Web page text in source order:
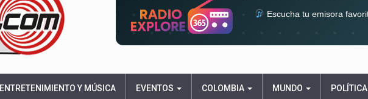
Escucha tu emisora
ENTRETENIMIENTO Y MÚSICA EVENTOS COLOMBIA MUNDO POLÍTICA